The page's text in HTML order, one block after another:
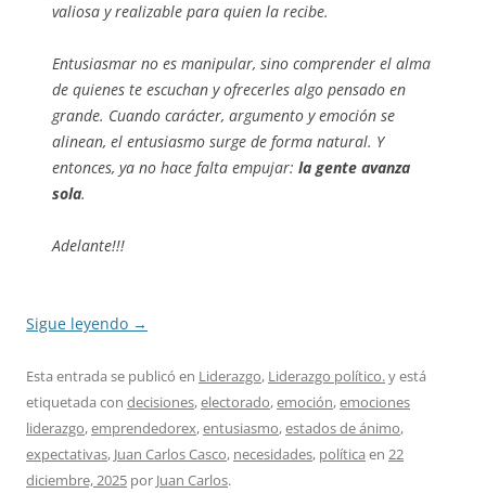
valiosa y realizable para quien la recibe.
Entusiasmar no es manipular, sino comprender el alma
de quienes te escuchan y ofrecerles algo pensado en
grande. Cuando carácter, argumento y emoción se
alinean, el entusiasmo surge de forma natural. Y
entonces, ya no hace falta empujar: la gente avanza
sola.
Adelante!!!
Sigue leyendo →
Esta entrada se publicó en Liderazgo, Liderazgo político.y está
etiquetada con decisiones,electorado,emoción,emociones
liderazgo,emprendedorex,entusiasmo,estados de ánimo,
expectativas, Juan Carlos Casco, necesidades, política en 22
diciembre, 2025 por Juan Carlos.